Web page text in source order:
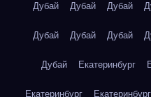
Дубай Дубай Дубай
Дубай Дубай Дубай
Дубай Екатеринбург
Екатеринбург Екатеринбург